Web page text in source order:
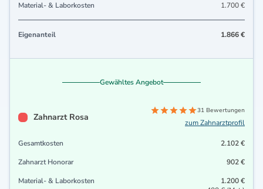
Material- & Laborkosten
1.700 €
Eigenanteil 1.866 €
Gewähltes Angebot
Zahnarzt Rosa
31 Bewertungen
zum Zahnarztprofil
Gesamtkosten
2.102 €
Zahnarzt Honorar
902 €
Material- & Laborkosten
1.200 €